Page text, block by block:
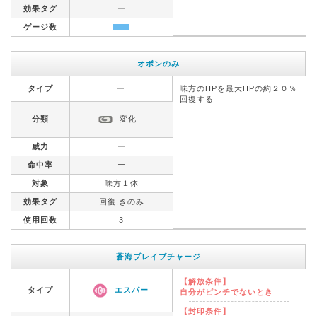
効果タグ ー
ゲージ数
オボンのみ
タイプ ー
味方のHPを最大HPの約２０％
回復する
分類 変化
威力 ー
命中率 ー
対象 味方１体
効果タグ 回復,きのみ
使用回数 3
蒼海ブレイブチャージ
タイプ エスパー
【解放条件】
自分がピンチでないとき
【封印条件】